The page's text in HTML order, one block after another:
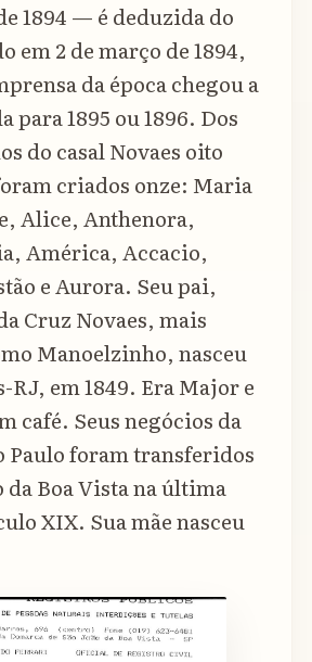
1894 — é deduzida do
em 2 de março de 1894,
da época chegou a
para 1895 ou 1896. Dos
do casal Novaes oito
criados onze: Maria
Alice, Anthenora,
América, Accacio,
e Aurora. Seu pai,
Cruz Novaes, mais
Manoelzinho, nasceu
RJ, em 1849. Era Major e
café. Seus negócios da
Paulo foram transferidos
da Boa Vista na última
XIX. Sua mãe nasceu